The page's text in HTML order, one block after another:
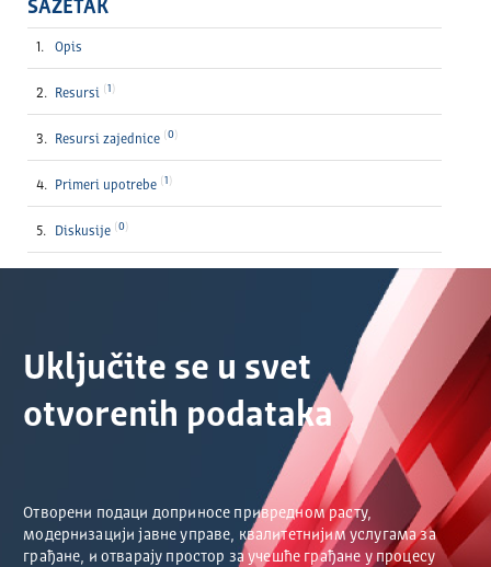
SAŽETAK
Opis
Resursi 1
Resursi zajednice 0
Primeri upotrebe 1
Diskusije 0
Uključite se u svet
otvorenih podataka
Отворени подаци доприносе привредном расту,
модернизацији јавне управе, квалитетнијим услугама за
грађане, и отварају простор за учешће грађане у процесу